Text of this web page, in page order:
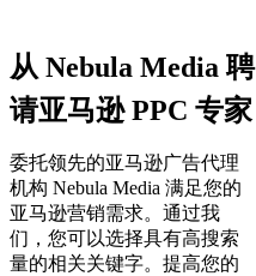
从 Nebula Media 聘
请亚马逊 PPC 专家
委托领先的亚马逊广告代理
机构 Nebula Media 满足您的
亚马逊营销需求。通过我
们，您可以选择具有高搜索
量的相关关键字。提高您的